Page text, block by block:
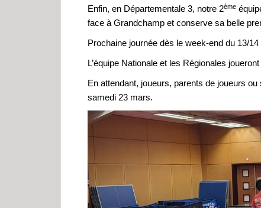
Enfin, en Départementale 3, notre 2ème
face à Grandchamp et conserve sa belle
Prochaine journée dès le week-end du 13/
L’équipe Nationale et les Régionales
En attendant, joueurs, parents de joueurs
samedi 23 mars.